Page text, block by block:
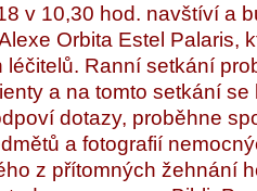
v 10,30 hod. navštíví a
Orbita Estel Palaris,
léčitelů. Ranní setkání
a na tomto setkání
dotazy, proběhne
a fotografií
z přítomných žehnání